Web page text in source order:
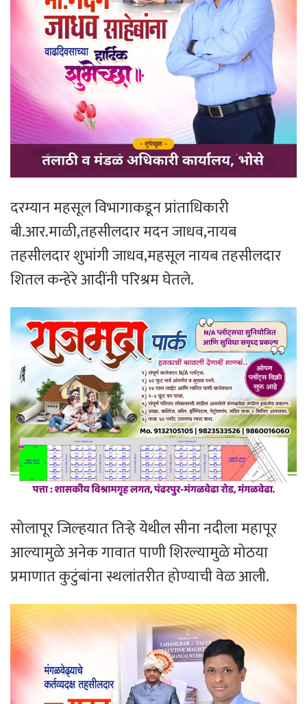
दरम्यान महसूल विभागाकडून प्रांताधिकारी
बी.आर.माळी,तहसीलदार मदन जाधव,नायब
तहसीलदार शुभांगी जाधव,महसूल नायब तहसीलदार
शितल कन्हेरे आदींनी परिश्रम घेतले.
सोलापूर जिल्हयात तिर्‍हे येथील सीना नदीला महापूर
आल्यामुळे अनेक गावात पाणी शिरल्यामुळे मोठया
प्रमाणात कुटुंबांना स्थलांतरीत होण्याची वेळ आली.